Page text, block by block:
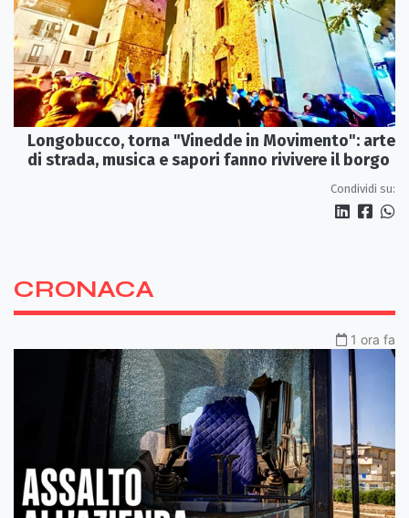
Longobucco, torna "Vinedde in Movimento": arte
di strada, musica e sapori fanno rivivere il borgo
Condividi su:
CRONACA
1 ora fa